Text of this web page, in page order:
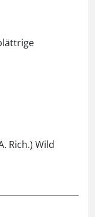
Rich.) Wild